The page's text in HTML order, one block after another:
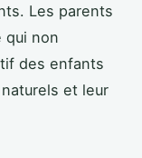
Les parents
qui non
des enfants
et leur